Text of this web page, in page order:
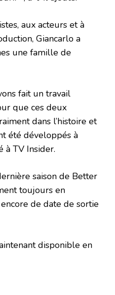
aux acteurs et à
Giancarlo a
une famille de
fait un travail
que ces deux
dans l’histoire et
été développés à
à TV Insider.
saison de Better
toujours en
de date de sortie
disponible en